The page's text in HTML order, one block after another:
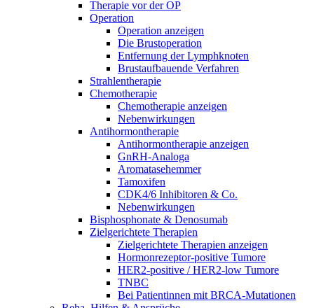
Therapie vor der OP
Operation
Operation anzeigen
Die Brustoperation
Entfernung der Lymphknoten
Brustaufbauende Verfahren
Strahlentherapie
Chemotherapie
Chemotherapie anzeigen
Nebenwirkungen
Antihormontherapie
Antihormontherapie anzeigen
GnRH-Analoga
Aromatasehemmer
Tamoxifen
CDK4/6 Inhibitoren & Co.
Nebenwirkungen
Bisphosphonate & Denosumab
Zielgerichtete Therapien
Zielgerichtete Therapien anzeigen
Hormonrezeptor-positive Tumore
HER2-positive / HER2-low Tumore
TNBC
Bei Patientinnen mit BRCA-Mutationen